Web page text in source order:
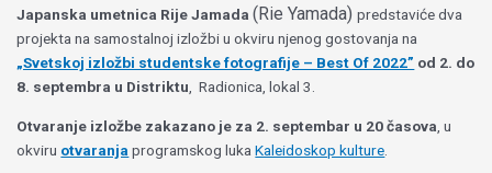
Japanska umetnica Rije Jamada (Rie Yamada)predstaviće dva
projekta na samostalnoj izložbi u okviru njenog gostovanja na
„Svetskoj izložbi studentske fotografije – Best Of 2022” od 2. do
8. septembra u Distriktu , Radionica, lokal 3.
Otvaranje izložbe zakazano je za 2. septembar u 20 časova , u
okviru otvaranja programskog lukaKaleidoskop kulture